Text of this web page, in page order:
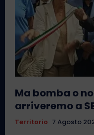
Ma bomba o
arriveremo a
Territorio 7 Agosto